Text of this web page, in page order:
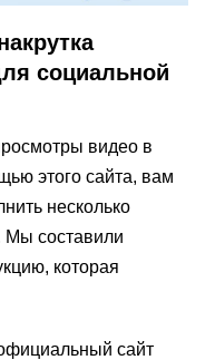
социальной
видео в
этого сайта, вам
несколько
Мы составили
которая
сайт